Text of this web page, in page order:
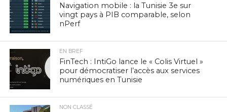
Navigation mobile : la Tunisie 3e sur
vingt pays à PIB comparable, selon
nPerf
EN BREF
FinTech : IntiGo lance le « Colis Virtuel »
pour démocratiser l’accès aux services
numériques en Tunisie
NON CLASSÉ